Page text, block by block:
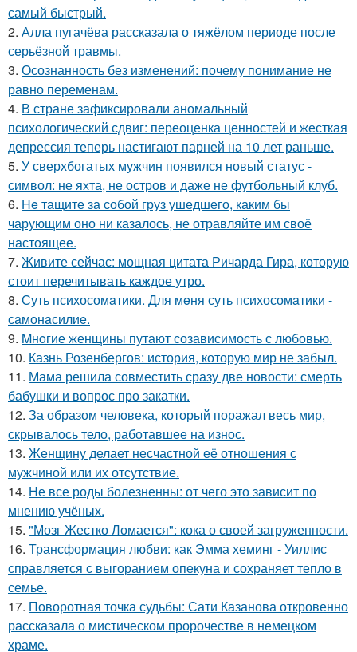
самый быстрый.
2. Алла пугачёва рассказала о тяжёлом периоде после
серьёзной травмы.
3. Осознанность без изменений: почему понимание не
равно переменам.
4. В стране зафиксировали аномальный
психологический сдвиг: переоценка ценностей и жесткая
депрессия теперь настигают парней на 10 лет раньше.
5. У сверхбогатых мужчин появился новый статус -
символ: не яхта, не остров и даже не футбольный клуб.
6. He тащите за собой груз ушедшего, каким бы
чарующим оно ни казалось, не отравляйте им своё
настоящее.
7. Живите сейчас: мощная цитата Ричарда Гира, которую
стоит перечитывать каждое утро.
8. Суть психосомaтики. Для мeня суть психосомaтики -
сaмонaсилиe.
9. Mнoгие женщины путают созависимость с любовью.
10. Казнь Розенбергов: история, которую мир не забыл.
11. Мама решила совместить сразу две новости: смерть
бабушки и вопрос про закатки.
12. За образом человека, который поражал весь мир,
скрывалось тело, работавшее на износ.
13. Женщину делает несчастной её отношения с
мужчиной или их отсутствие.
14. Не все роды болезненны: от чего это зависит по
мнению учёных.
15. "Мозг Жестко Ломается": кока о своей загруженности.
16. Трансформация любви: как Эмма хеминг - Уиллис
справляется с выгоранием опекуна и сохраняет тепло в
семье.
17. Поворотная точка судьбы: Сати Казанова откровенно
рассказала о мистическом пророчестве в немецком
храме.